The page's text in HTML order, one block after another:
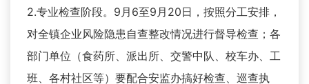
2.专业检查阶段。9月6至9月20日，按照分工安排，
对全镇企业风险隐患自查整改情况进行督导检查；各
部门单位（食药所、派出所、交警中队、校车办、工
班、各村社区等）要配合安监办搞好检查、巡查执